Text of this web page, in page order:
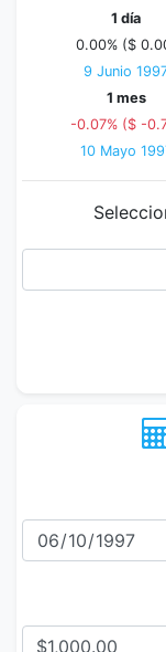
1 día
0.00% ($
9 Junio
1 mes
-0.07% ($ -
10 Mayo